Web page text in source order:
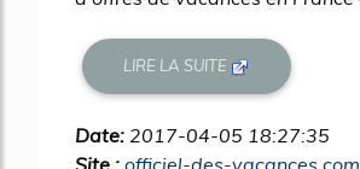
LIRE LA SUITE
Date: 2017-04-05 18:27:35
Site : officiel-des-vacances.com